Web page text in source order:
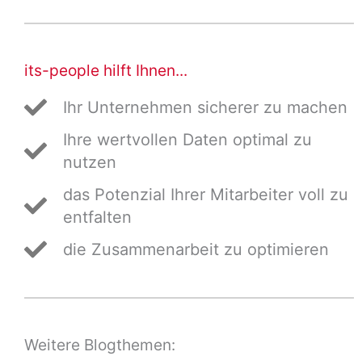
its-people hilft Ihnen...
Ihr Unternehmen sicherer zu machen
Ihre wertvollen Daten optimal zu
nutzen
das Potenzial Ihrer Mitarbeiter voll zu
entfalten
die Zusammenarbeit zu optimieren
Weitere Blogthemen: